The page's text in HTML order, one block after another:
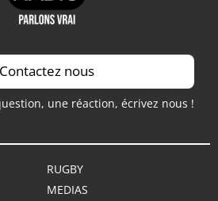
Contactez nous
une réaction, écrivez nous !
RUGBY
MEDIAS